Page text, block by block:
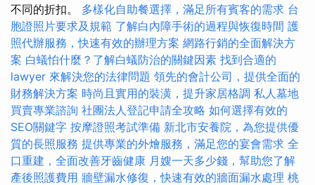
不同的折扣。 多樣化自助餐選擇，滿足所有賓客的需求 台
胞證照片要求及規範 了解白內障手術的過程與恢復時間 護
照代辦服務，快速有效的辦理方案 網路行銷的全面解決方
案 白蟻怕什麼？了解白蟻防治的關鍵因素 找到合適的
lawyer 來解決您的法律問題 領先的會計公司，提供全面的
財務解決方案 時尚且實用的裝潢，提升家居格調 私人墓地
買賣專業諮詢 社團法人登記申請全攻略 如何選擇有效的
SEO關鍵字 按摩證照考試準備 新北市安養院，為您提供優
質的長照服務 提供專業的外燴服務，滿足您的宴會需求 全
口重建，全面改善牙齒健康 月嫂一天多少錢，幫助您了解
產後照護費用 牆壁漏水修復，快速有效的牆面漏水處理 桃